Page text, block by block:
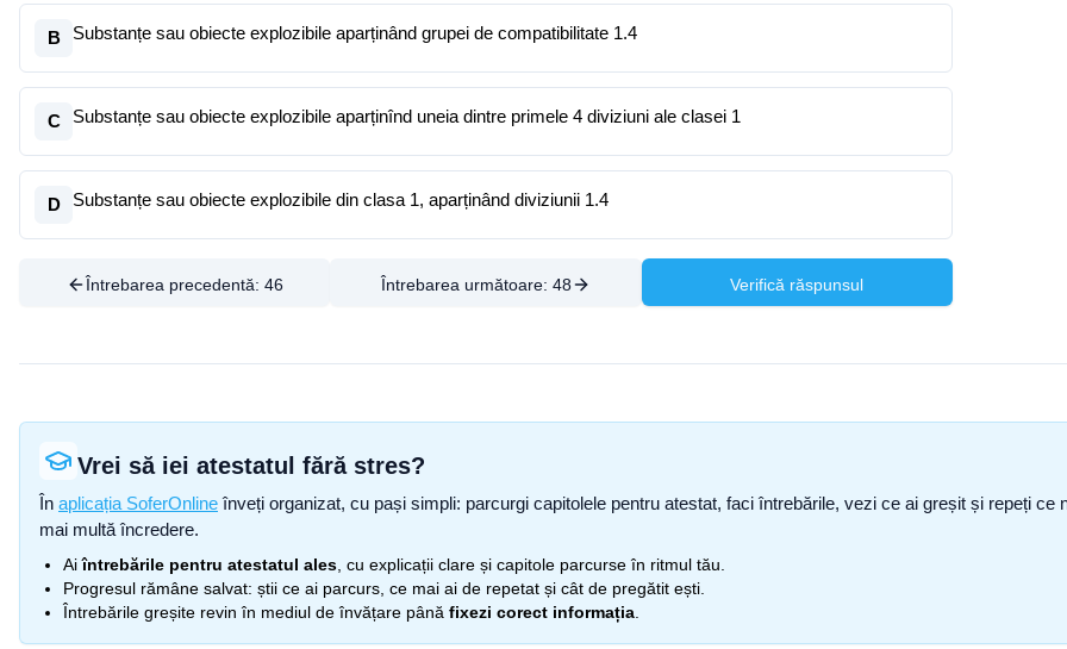
B Substanțe sau obiecte explozibile aparținând grupei de compatibilitate 1.4
C Substanțe sau obiecte explozibile aparținînd uneia dintre primele 4 diviziuni ale clasei 1
D Substanțe sau obiecte explozibile din clasa 1, aparținând diviziunii 1.4
Întrebarea precedentă: 46 Întrebarea următoare: 48 Verifică răspunsul
Vrei să iei atestatul fără stres?
În aplicația SoferOnline înveți organizat, cu pași simpli: parcurgi capitolele pentru atestat, faci întrebările, vezi ce ai greșit și repeți
mai multă încredere.
Aiîntrebările pentru atestatul ales , cu explicații clare și capitole parcurse în ritmul tău.
Progresul rămâne salvat: știi ce ai parcurs, ce mai ai de repetat și cât de pregătit ești.
Întrebările greșite revin în mediul de învățare până fixezi corect informația